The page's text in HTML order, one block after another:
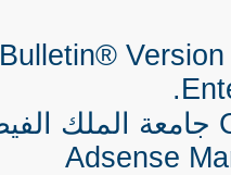
جامعة الملك
Adsense